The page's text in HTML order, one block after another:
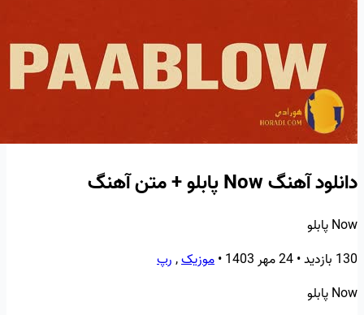
دانلود آهنگ Now پابلو + متن آهنگ
Now پابلو
130 بازدید
•24 مهر 1403 •موزیک,رپ
Now پابلو